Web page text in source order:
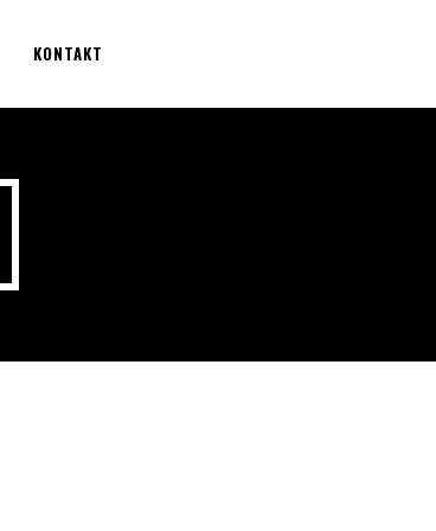
KONTAKT